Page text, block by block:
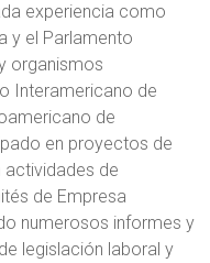
experiencia como
y el Parlamento
organismos
Interamericano de
de
en proyectos de
actividades de
de Empresa
numerosos informes y
legislación laboral y